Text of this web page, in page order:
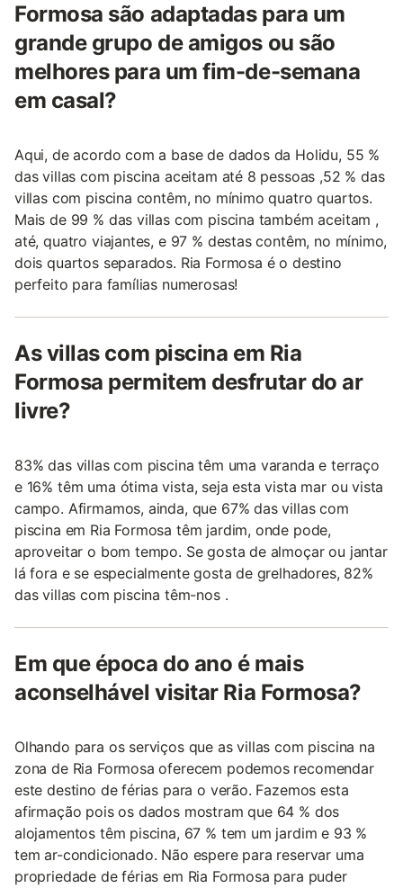
Formosa são adaptadas para um
grande grupo de amigos ou são
melhores para um fim-de-semana
em casal?
Aqui, de acordo com a base de dados da Holidu, 55 %
das villas com piscina aceitam até 8 pessoas ,52 % das
villas com piscina contêm, no mínimo quatro quartos.
Mais de 99 % das villas com piscina também aceitam ,
até, quatro viajantes, e 97 % destas contêm, no mínimo,
dois quartos separados. Ria Formosa é o destino
perfeito para famílias numerosas!
As villas com piscina em Ria
Formosa permitem desfrutar do ar
livre?
83% das villas com piscina têm uma varanda e terraço
e 16% têm uma ótima vista, seja esta vista mar ou vista
campo. Afirmamos, ainda, que 67% das villas com
piscina em Ria Formosa têm jardim, onde pode,
aproveitar o bom tempo. Se gosta de almoçar ou jantar
lá fora e se especialmente gosta de grelhadores, 82%
das villas com piscina têm-nos .
Em que época do ano é mais
aconselhável visitar Ria Formosa?
Olhando para os serviços que as villas com piscina na
zona de Ria Formosa oferecem podemos recomendar
este destino de férias para o verão. Fazemos esta
afirmação pois os dados mostram que 64 % dos
alojamentos têm piscina, 67 % tem um jardim e 93 %
tem ar-condicionado. Não espere para reservar uma
propriedade de férias em Ria Formosa para puder